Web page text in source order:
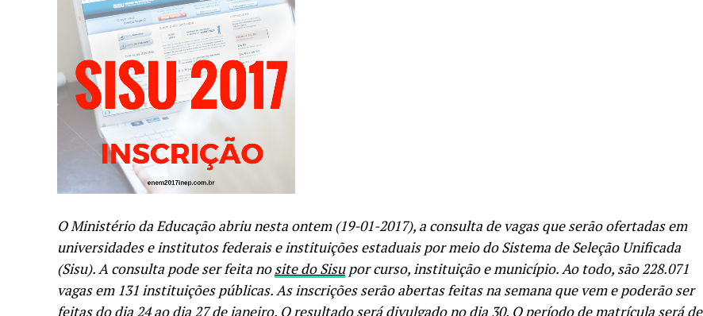
O Ministério da Educação abriu nesta ontem (19-01-2017), a consulta de vagas que serão ofertadas em
universidades e institutos federais e instituições estaduais por meio do Sistema de Seleção Unificada
(Sisu). A consulta pode ser feita nosite do Sisupor curso, instituição e município. Ao todo, são 228.071
vagas em 131 instituições públicas. As inscrições serão abertas feitas na semana que vem e poderão ser
feitas do dia 24 ao dia 27 de janeiro. O resultado será divulgado no dia 30. O período de matrícula será de